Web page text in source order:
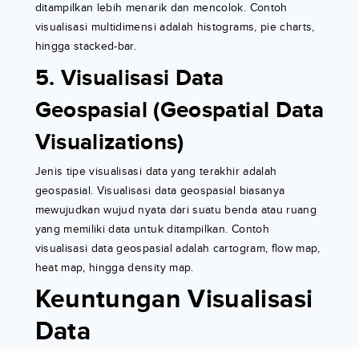
ditampilkan lebih menarik dan mencolok. Contoh
visualisasi multidimensi adalah histograms, pie charts,
hingga stacked-bar.
5. Visualisasi Data
Geospasial (Geospatial Data
Visualizations)
Jenis tipe visualisasi data yang terakhir adalah
geospasial. Visualisasi data geospasial biasanya
mewujudkan wujud nyata dari suatu benda atau ruang
yang memiliki data untuk ditampilkan. Contoh
visualisasi data geospasial adalah cartogram, flow map,
heat map, hingga density map.
Keuntungan Visualisasi
Data